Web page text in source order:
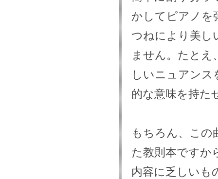
かしてピアノを
つねにより美し
ません。たとえ
しいニュアンス
的な意味を持た
もちろん、この
た教則本ですか
内容に乏しいも